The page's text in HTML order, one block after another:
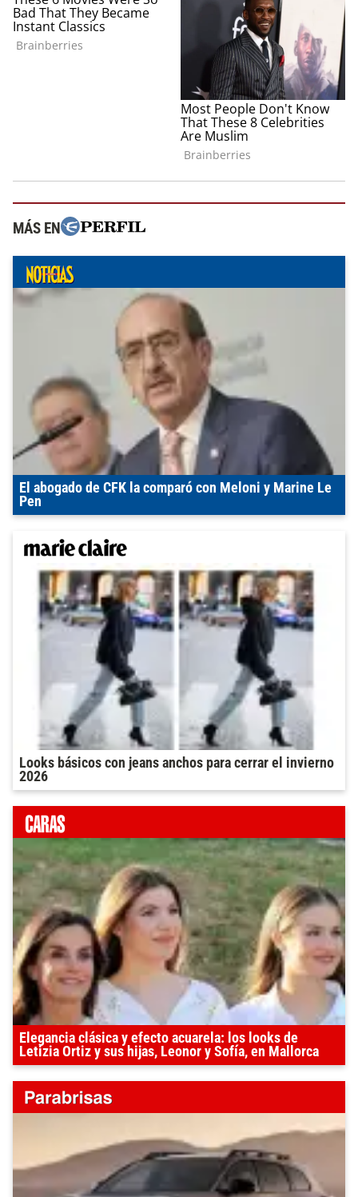
MÁS EN
El abogado de CFK la comparó con Meloni y Marine Le
Pen
Looks básicos con jeans anchos para cerrar el invierno
2026
Elegancia clásica y efecto acuarela: los looks de
Letizia Ortiz y sus hijas, Leonor y Sofía, en Mallorca